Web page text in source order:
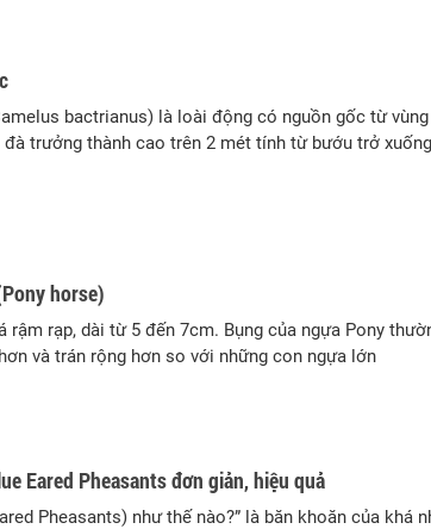
bactrianus) là loài động có nguồn gốc từ
trưởng thành cao trên 2 mét tính từ bướu trở
horse)
rậm rạp, dài từ 5 đến 7cm. Bụng của ngựa Pony
và trán rộng hơn so với những con ngựa lớn
Eared Pheasants đơn giản, hiệu quả
Pheasants) như thế nào?” là băn khoăn của khá